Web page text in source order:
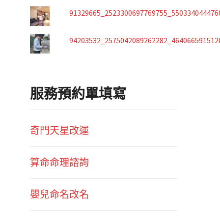
服務預約單填寫
奇門天星改運
算命命理諮詢
嬰兒命名改名